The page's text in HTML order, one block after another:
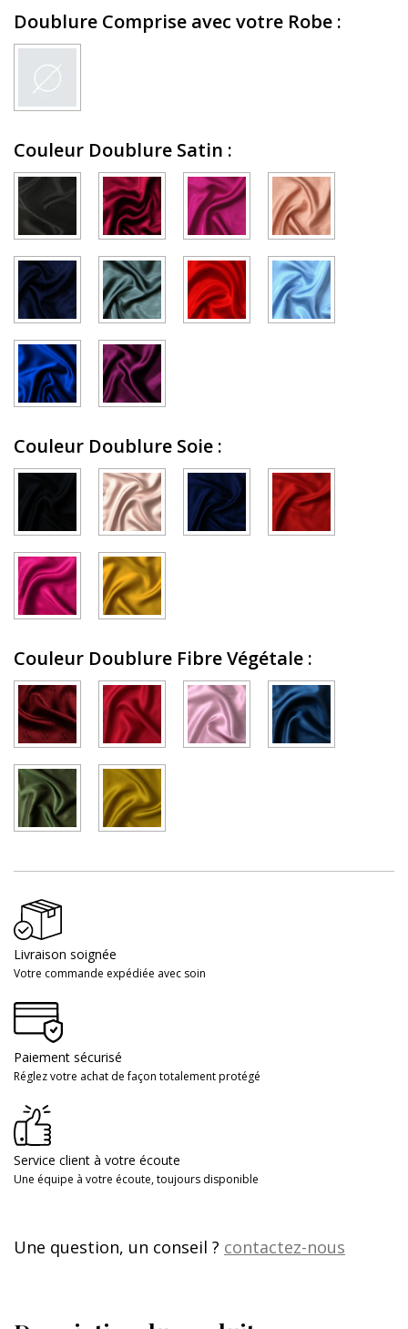
Doublure Comprise avec votre Robe :
Couleur Doublure Satin :
Couleur Doublure Soie :
Couleur Doublure Fibre Végétale :
Livraison soignée
Votre commande expédiée avec soin
Paiement sécurisé
Réglez votre achat de façon totalement protégé
Service client à votre écoute
Une équipe à votre écoute, toujours disponible
Une question, un conseil ? contactez-nous